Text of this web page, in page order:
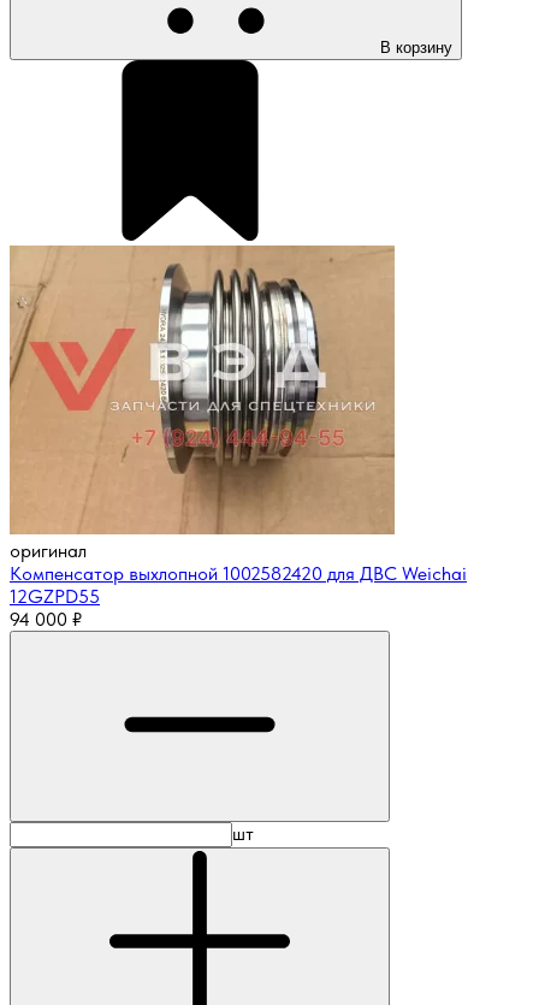
В корзину
оригинал
Компенсатор выхлопной 1002582420 для ДВС Weichai
12GZPD55
94 000 ₽
шт